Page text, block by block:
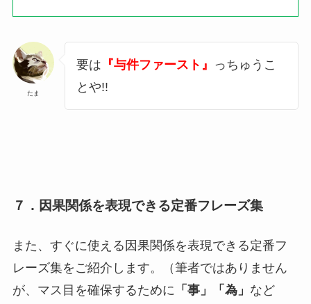
たま
要は 『与件ファースト』 っちゅうこ
とや!!
７．因果関係を表現できる定番フレーズ集
また、すぐに使える因果関係を表現できる定番フ
レーズ集をご紹介します。（筆者ではありません
が、マス目を確保するために 「事」「為」 など